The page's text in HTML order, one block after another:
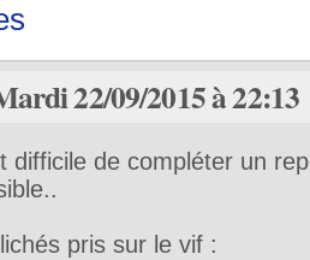
22/09/2015 à 22:13
difficile de compléter un
pris sur le vif :